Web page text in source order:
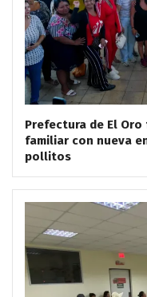
Prefectura de El
familiar con nueva
pollitos